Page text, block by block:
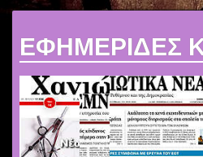
ΕΦΗΜΕΡΙΔΕΣ